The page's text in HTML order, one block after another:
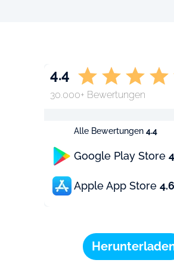
Alle Bewertungen 4.4
Google Play Store
Apple App Store 4.6
4.4
30.000+ Bewertungen